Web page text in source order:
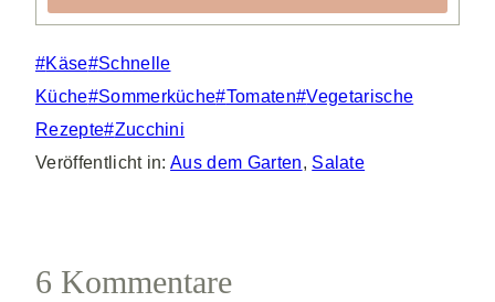
Schlagworte:
#Käse#Schnelle
Küche#Sommerküche#Tomaten#Vegetarische
Rezepte#Zucchini
Veröffentlicht in:Aus dem Garten, Salate
6 Kommentare